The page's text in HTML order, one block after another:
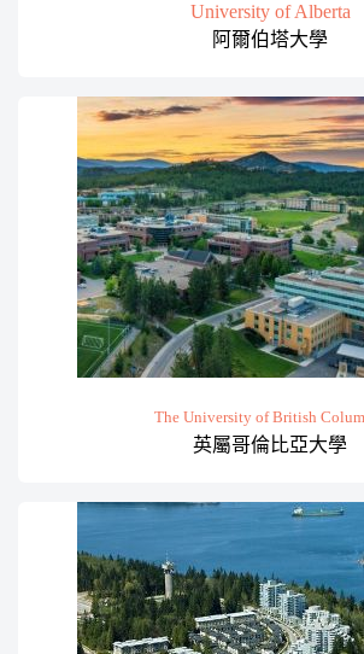
University of Alberta
阿爾伯塔大學
The University of British
英屬哥倫比亞大學